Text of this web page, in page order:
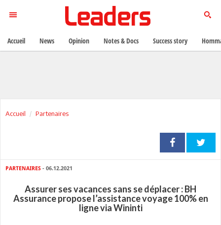
Accueil Partenaires
PARTENAIRES - 06.12.2021
Assurer ses vacances sans se déplacer : BH
Assurance propose l’assistance voyage 100% en
ligne via Wininti
Accueil News Opinion Notes & Docs Success story